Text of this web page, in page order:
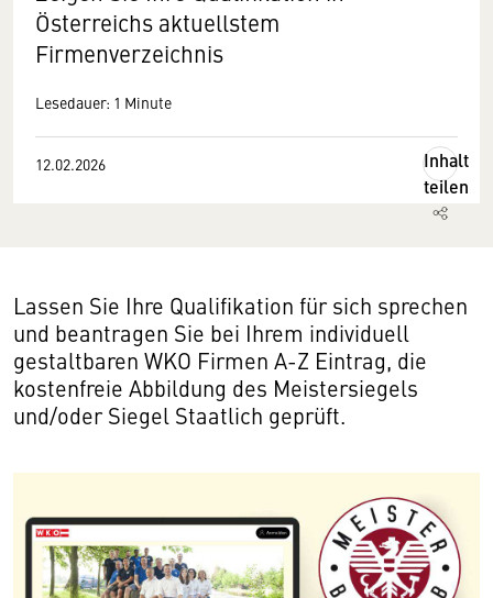
Österreichs aktuellstem
Firmenverzeichnis
Lesedauer: 1 Minute
12.02.2026
Inhalt
teilen
Lassen Sie Ihre Qualifikation für sich sprechen
und beantragen Sie bei Ihrem individuell
gestaltbaren WKO Firmen A-Z Eintrag, die
kostenfreie Abbildung des Meistersiegels
und/oder Siegel Staatlich geprüft.